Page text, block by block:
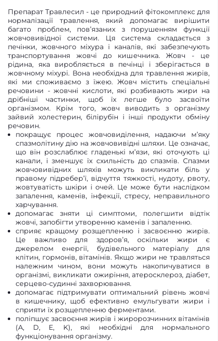
Препарат Травлесил - це природний фітокомплекс для
нормалізації травлення, який допомагає вирішити
багато проблем, пов’язаних з порушенням функції
жовчовивідної системи. Ця система складається з
печінки, жовчного міхура і каналів, які забезпечують
транспортування жовчі до кишечника. Жовч - це
рідина, яка виробляється в печінці і зберігається в
жовчному міхурі. Вона необхідна для травлення жирів,
які ми споживаємо з їжею. Жовч містить спеціальні
речовини - жовчні кислоти, які розбивають жири на
дрібніші частинки, щоб їх легше було засвоїти
організмом. Крім того, жовч виводить з організму
зайвий холестерин, білірубін і інші продукти обміну
речовин.
покращує процес жовчовиділення, надаючи м’яку
спазмолітину дію на жовчовивідні шляхи. Це означає,
що він розслаблює гладенькі м’язи, які оточують ці
канали, і зменшує їх схильність до спазмів. Спазми
жовчовивідних шляхів можуть викликати біль у
правому підребер’ї, відчуття тяжкості, нудоту, рвоту,
жовтуватість шкіри і очей. Це може бути наслідком
запалення, каменів, інфекції, стресу, неправильного
харчування.
допомагає зняти ці симптоми, полегшити відтік
жовчі, запобігти утворенню каменів і запаленню.
сприяє кращому розщепленню і засвоєнню жирів.
Це важливо для здоров’я, оскільки жири є
джерелом енергії, будівельного матеріалу для
клітин, гормонів, вітамінів. Якщо жири не травляться
належним чином, вони можуть накопичуватися в
організмі, викликати ожиріння, атеросклероз, діабет,
серцево-судинні захворювання.
допомагає підтримувати оптимальний рівень жовчі
в кишечнику, щоб ефективно емульгувати жири і
сприяти їх розщепленню ферментами.
поліпшує засвоєння жирів і жиророзчинних вітамінів
(А, D, E, K), які необхідні для нормального
функціонування організму.